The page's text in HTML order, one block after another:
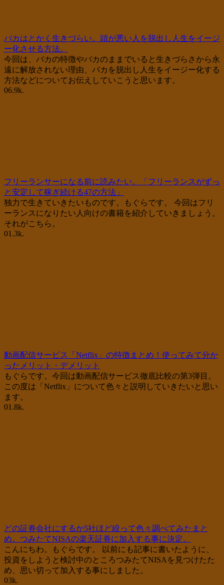
バカはとかく生きづらい。頭が悪い人を脱出し人生をイージ
ー化させる方法。
今回は、バカの特徴やバカのままでいると生きづらさから永
遠に解放されない理由、バカを脱出し人生をイージー化する
方法などについてお伝えしていこうと思います。
06.9k.
フリーランサーになる前に読みたい。「フリーランスがずっ
と安定して稼ぎ続ける47の方法」
独力で生きていきたいものです。もぐらです。 今回はフリ
ーランスになりたい人向けの書籍を紹介していきましょう。
それがこちら。
01.3k.
動画配信サービス「Netflix」の特徴まとめ！使ってみて分か
ったメリット・デメリット
もぐらです。今回は動画配信サービス徹底比較の第3弾目。
この度は「Netflix」について色々と説明していきたいと思い
ます。
01.8k.
どの証券会社にするか5社ほど絞って色々調べてみたまと
め。つみたてNISAの楽天証券に加入する事に決定。
こんにちわ。もぐらです。 以前にも記事に書いたように、
投資をしようと検討中のところつみたてNISAを見つけたた
め、思い切って加入する事にしました。
03k.